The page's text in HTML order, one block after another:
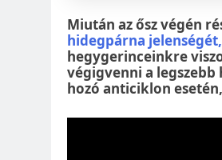
Miután az ősz végén
hidegpárna jelenségét,
hegygerinceinkre
végigvenni a legszebb
hozó anticiklon